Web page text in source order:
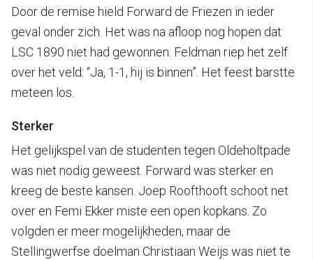
Door de remise hield Forward de Friezen in ieder
geval onder zich. Het was na afloop nog hopen dat
LSC 1890 niet had gewonnen. Feldman riep het zelf
over het veld: “Ja, 1-1, hij is binnen”. Het feest barstte
meteen los.
Sterker
Het gelijkspel van de studenten tegen Oldeholtpade
was niet nodig geweest. Forward was sterker en
kreeg de beste kansen. Joep Roofthooft schoot net
over en Femi Ekker miste een open kopkans. Zo
volgden er meer mogelijkheden, maar de
Stellingwerfse doelman Christiaan Weijs was niet te